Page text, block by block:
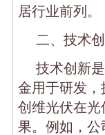
居行业前列。
二、技术
技术创新
金用于研发
创维光伏在
果。例如，